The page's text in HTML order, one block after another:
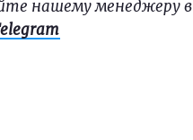
нашему менеджеру в